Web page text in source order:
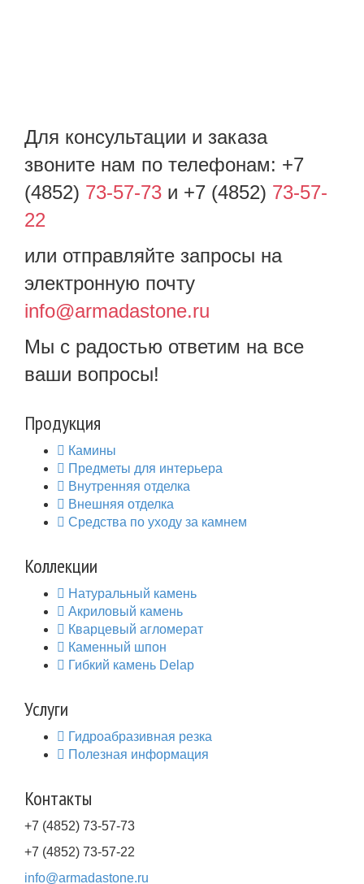
Для консультации и заказа
звоните нам по телефонам: +7
(4852) 73-57-73 и +7 (4852) 73-57-
22
или отправляйте запросы на
электронную почту
info@armadastone.ru
Мы с радостью ответим на все
ваши вопросы!
Продукция
Камины
Предметы для интерьера
Внутренняя отделка
Внешняя отделка
Средства по уходу за камнем
Коллекции
Натуральный камень
Акриловый камень
Кварцевый агломерат
Каменный шпон
Гибкий камень Delap
Услуги
Гидроабразивная резка
Полезная информация
Контакты
+7 (4852) 73-57-73
+7 (4852) 73-57-22
info@armadastone.ru